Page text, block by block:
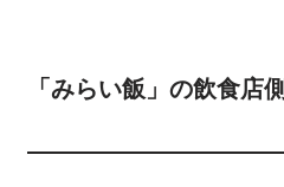
「みらい飯」の飲食店